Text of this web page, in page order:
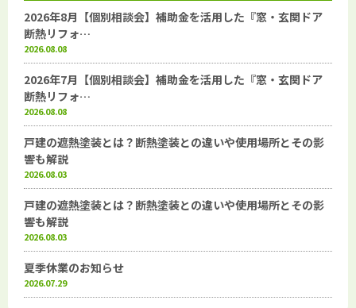
2026年8月【個別相談会】補助金を活用した『窓・玄関ドア
断熱リフォ…
2026.08.08
2026年7月【個別相談会】補助金を活用した『窓・玄関ドア
断熱リフォ…
2026.08.08
戸建の遮熱塗装とは？断熱塗装との違いや使用場所とその影
響も解説
2026.08.03
戸建の遮熱塗装とは？断熱塗装との違いや使用場所とその影
響も解説
2026.08.03
夏季休業のお知らせ
2026.07.29